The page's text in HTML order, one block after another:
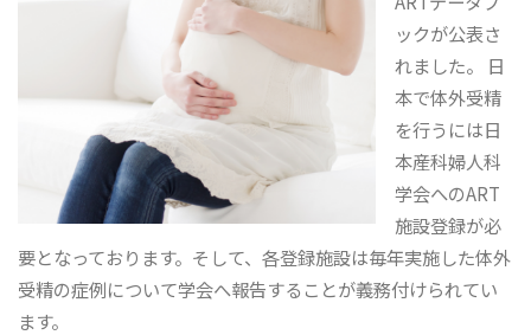
ックが公表さ
れました。 日
本で体外受精
を行うには日
本産科婦人科
学会へのART
施設登録が必
要となっております。そして、各登録施設は毎年実施した体外
受精の症例について学会へ報告することが義務付けられてい
ます。